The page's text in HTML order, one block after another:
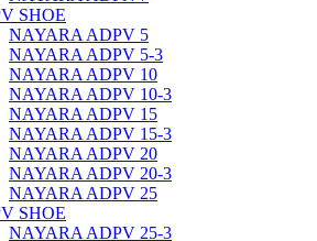
SHOE
ΝAYARA ADPV 5
NAYARA ADPV 5-3
NAYARA ADPV 10
NAYARA ADPV 10-3
NAYARA ADPV 15
NAYARA ADPV 15-3
NAYARA ADPV 20
NAYARA ADPV 20-3
NAYARA ADPV 25
SHOE
NAYARA ADPV 25-3